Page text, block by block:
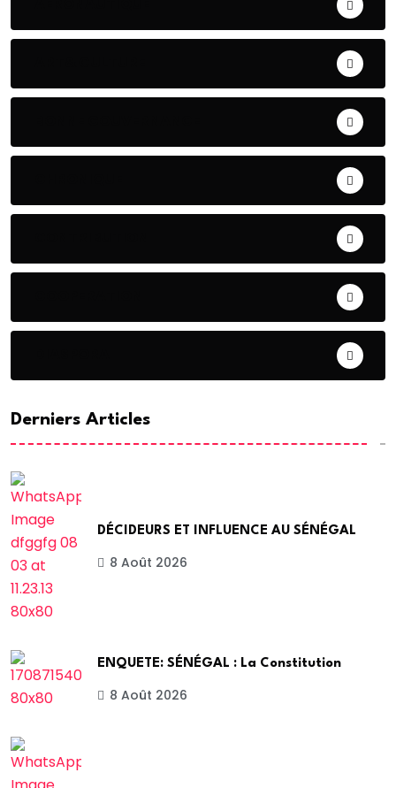
Derniers Articles
DÉCIDEURS ET INFLUENCE AU SÉNÉGAL
8 Août 2026
ENQUETE: SÉNÉGAL : La Constitution
8 Août 2026